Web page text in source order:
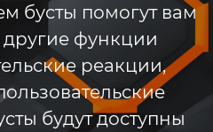
бусты помогут вам
другие функции
реакции,
будут доступны